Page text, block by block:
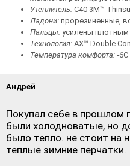
Утеплитель: C40 3M™
Ладони: прорезиненные,
Пальцы: усилены
Технология: AX™ Double
Температура комфорта: -6С
Андрей
Покупал себе в прошлом
были холодноватые, но
было тепло. не стоит на
теплые зимние перчатки.